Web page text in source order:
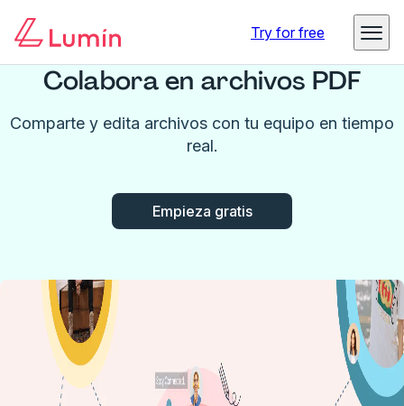
Try for free
Colabora en archivos PDF
Comparte y edita archivos con tu equipo en tiempo
real.
Empieza gratis